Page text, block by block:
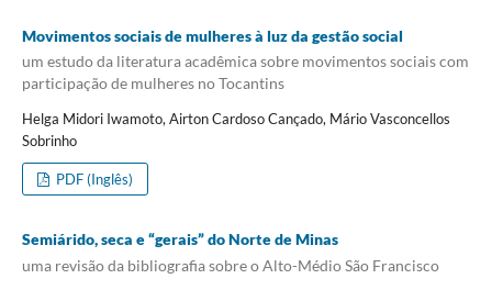
Movimentos sociais de mulheres à luz da gestão social
um estudo da literatura acadêmica sobre movimentos sociais com
participação de mulheres no Tocantins
Helga Midori Iwamoto, Airton Cardoso Cançado, Mário Vasconcellos
Sobrinho
PDF (Inglês)
Semiárido, seca e “gerais” do Norte de Minas
uma revisão da bibliografia sobre o Alto-Médio São Francisco